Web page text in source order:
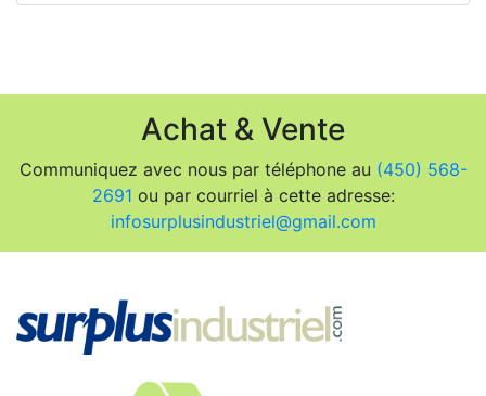
Achat & Vente
Communiquez avec nous par téléphone au (450) 568-
2691 ou par courriel à cette adresse:
infosurplusindustriel@gmail.com